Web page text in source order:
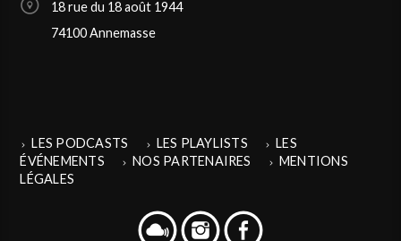
18 rue du 18 août 1944
74100 Annemasse
LES PODCASTS LES PLAYLISTS
LES
ÉVÉNEMENTS
NOS PARTENAIRES
MENTIONS
LÉGALES